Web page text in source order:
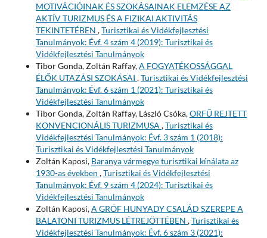
MOTIVÁCIÓINAK ÉS SZOKÁSAINAK ELEMZÉSE AZ
AKTÍV TURIZMUS ÉS A FIZIKAI AKTIVITÁS
TEKINTETÉBEN ,Turisztikai és Vidékfejlesztési
Tanulmányok: Évf. 4 szám 4 (2019): Turisztikai és
Vidékfejlesztési Tanulmányok
Tibor Gonda, Zoltán Raffay,A FOGYATÉKOSSÁGGAL
ÉLŐK UTAZÁSI SZOKÁSAI ,Turisztikai és Vidékfejlesztési
Tanulmányok: Évf. 6 szám 1 (2021): Turisztikai és
Vidékfejlesztési Tanulmányok
Tibor Gonda, Zoltán Raffay, László Csóka,ORFŰ REJTETT
KONVENCIONÁLIS TURIZMUSA ,Turisztikai és
Vidékfejlesztési Tanulmányok: Évf. 3 szám 1 (2018):
Turisztikai és Vidékfejlesztési Tanulmányok
Zoltán Kaposi, Baranya vármegye turisztikai kínálata az
1930-as években ,Turisztikai és Vidékfejlesztési
Tanulmányok: Évf. 9 szám 4 (2024): Turisztikai és
Vidékfejlesztési Tanulmányok
Zoltán Kaposi,A GRÓF HUNYADY CSALÁD SZEREPE A
BALATONI TURIZMUS LÉTREJÖTTÉBEN ,Turisztikai és
Vidékfejlesztési Tanulmányok: Évf. 6 szám 3 (2021):